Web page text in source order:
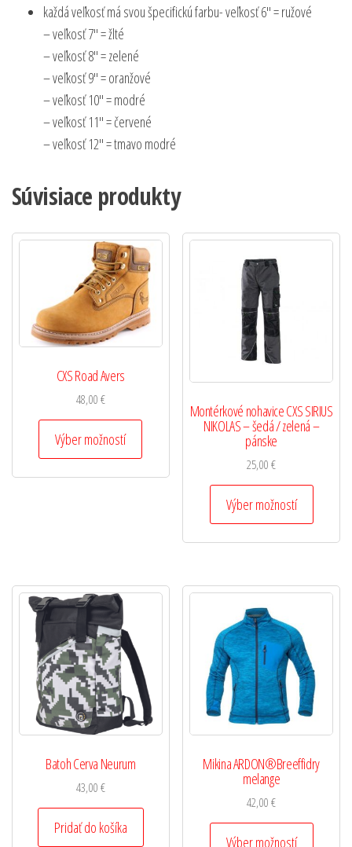
každá veľkosť má svou špecifickú farbu- veľkosť 6″ = ružové
– veľkosť 7″ = žlté
– veľkosť 8″ = zelené
– veľkosť 9″ = oranžové
– veľkosť 10″ = modré
– veľkosť 11″ = červené
– veľkosť 12″ = tmavo modré
Súvisiace produkty
CXS Road Avers
48,00€
Výber možností
Montérkové nohavice CXS SIRIUS
NIKOLAS – šedá / zelená –
pánske
25,00€
Výber možností
Batoh Cerva Neurum
43,00€
Pridať do košíka
Mikina ARDON®Breeffidry
melange
42,00€
Výber možností